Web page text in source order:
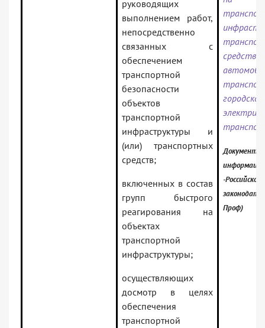
руководящих
выполнением работ,
непосредственно
связанных с
обеспечением
транспортной
безопасности
объектов
транспортной
инфраструктуры и
(или) транспортных
средств;
включенных в состав
групп быстрого
реагирования на
объектах
транспортной
инфраструктуры;
осуществляющих
досмотр в целях
обеспечения
транспортной
средствах
Документ
-Российское
Проф)